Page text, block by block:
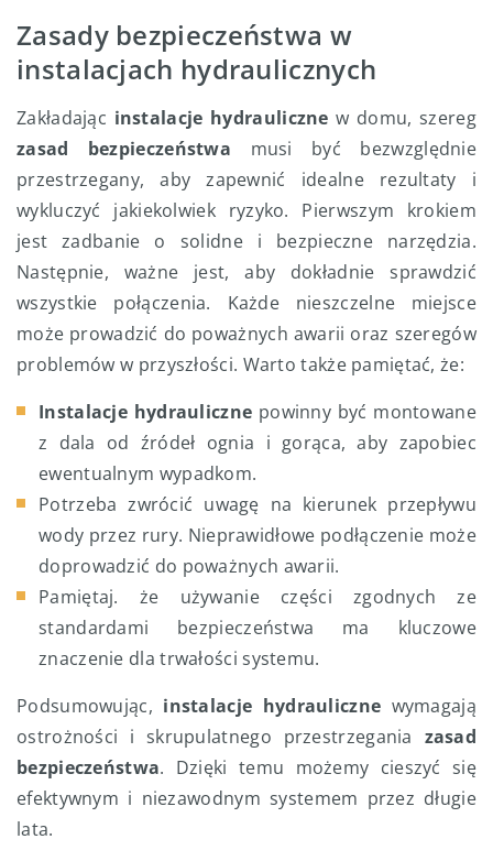
Zasady bezpieczeństwa w
instalacjach hydraulicznych
Zakładając instalacje hydrauliczne w domu, szereg
zasad bezpieczeństwa musi być bezwzględnie
przestrzegany, aby zapewnić idealne rezultaty i
wykluczyć jakiekolwiek ryzyko. Pierwszym krokiem
jest zadbanie o solidne i bezpieczne narzędzia.
Następnie, ważne jest, aby dokładnie sprawdzić
wszystkie połączenia. Każde nieszczelne miejsce
może prowadzić do poważnych awarii oraz szeregów
problemów w przyszłości. Warto także pamiętać, że:
Instalacje hydrauliczne powinny być montowane
z dala od źródeł ognia i gorąca, aby zapobiec
ewentualnym wypadkom.
Potrzeba zwrócić uwagę na kierunek przepływu
wody przez rury. Nieprawidłowe podłączenie może
doprowadzić do poważnych awarii.
Pamiętaj. że używanie części zgodnych ze
standardami bezpieczeństwa ma kluczowe
znaczenie dla trwałości systemu.
Podsumowując, instalacje hydrauliczne wymagają
ostrożności i skrupulatnego przestrzegania zasad
bezpieczeństwa. Dzięki temu możemy cieszyć się
efektywnym i niezawodnym systemem przez długie
lata.